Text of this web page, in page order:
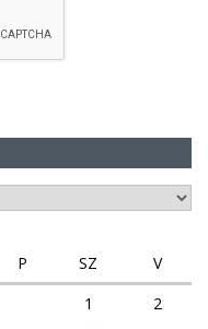
P SZ
V
1
2